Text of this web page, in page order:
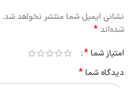
نشانی ایمیل شما منتشر نخواهد شد.
شده‌اند*
امتیاز شما*
دیدگاه شما*